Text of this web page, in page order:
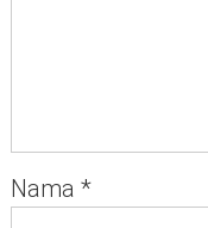
Nama *